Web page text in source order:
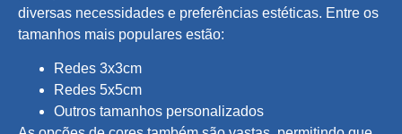
diversas necessidades e preferências estéticas. Entre os
tamanhos mais populares estão:
Redes 3x3cm
Redes 5x5cm
Outros tamanhos personalizados